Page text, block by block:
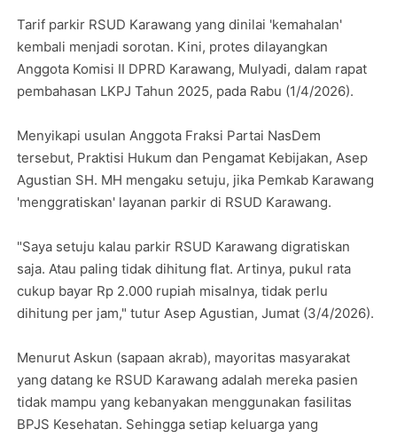
Tarif parkir RSUD Karawang yang dinilai 'kemahalan'
kembali menjadi sorotan. Kini, protes dilayangkan
Anggota Komisi II DPRD Karawang, Mulyadi, dalam rapat
pembahasan LKPJ Tahun 2025, pada Rabu (1/4/2026).
Menyikapi usulan Anggota Fraksi Partai NasDem
tersebut, Praktisi Hukum dan Pengamat Kebijakan, Asep
Agustian SH. MH mengaku setuju, jika Pemkab Karawang
'menggratiskan' layanan parkir di RSUD Karawang.
"Saya setuju kalau parkir RSUD Karawang digratiskan
saja. Atau paling tidak dihitung flat. Artinya, pukul rata
cukup bayar Rp 2.000 rupiah misalnya, tidak perlu
dihitung per jam," tutur Asep Agustian, Jumat (3/4/2026).
Menurut Askun (sapaan akrab), mayoritas masyarakat
yang datang ke RSUD Karawang adalah mereka pasien
tidak mampu yang kebanyakan menggunakan fasilitas
BPJS Kesehatan. Sehingga setiap keluarga yang